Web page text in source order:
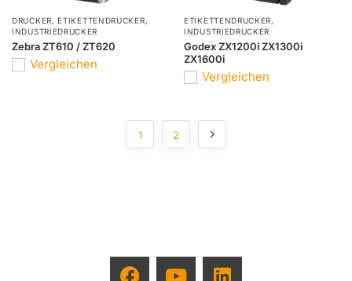
DRUCKER,ETIKETTENDRUCKER,
INDUSTRIEDRUCKER
Zebra ZT610 / ZT620
Vergleichen
ETIKETTENDRUCKER,
INDUSTRIEDRUCKER
Godex ZX1200i ZX1300i
ZX1600i
Vergleichen
1 2